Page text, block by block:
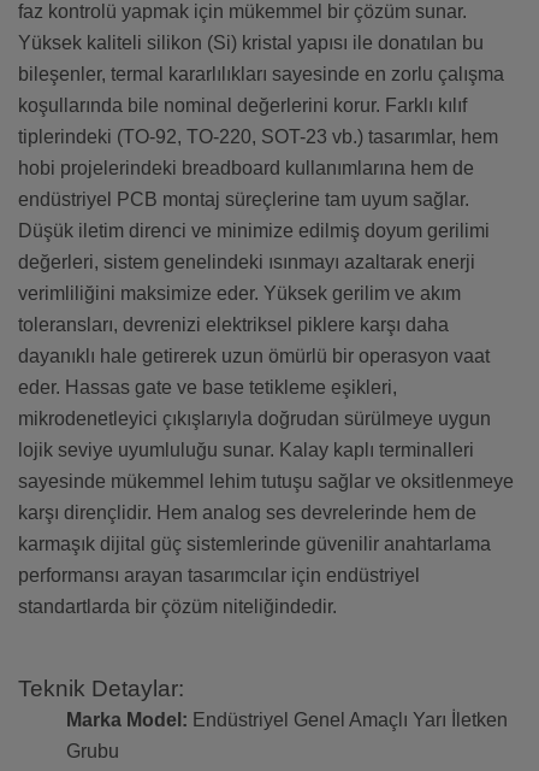
faz kontrolü yapmak için mükemmel bir çözüm sunar.
Yüksek kaliteli silikon (Si) kristal yapısı ile donatılan bu
bileşenler, termal kararlılıkları sayesinde en zorlu çalışma
koşullarında bile nominal değerlerini korur. Farklı kılıf
tiplerindeki (TO-92, TO-220, SOT-23 vb.) tasarımlar, hem
hobi projelerindeki breadboard kullanımlarına hem de
endüstriyel PCB montaj süreçlerine tam uyum sağlar.
Düşük iletim direnci ve minimize edilmiş doyum gerilimi
değerleri, sistem genelindeki ısınmayı azaltarak enerji
verimliliğini maksimize eder. Yüksek gerilim ve akım
toleransları, devrenizi elektriksel piklere karşı daha
dayanıklı hale getirerek uzun ömürlü bir operasyon vaat
eder. Hassas gate ve base tetikleme eşikleri,
mikrodenetleyici çıkışlarıyla doğrudan sürülmeye uygun
lojik seviye uyumluluğu sunar. Kalay kaplı terminalleri
sayesinde mükemmel lehim tutuşu sağlar ve oksitlenmeye
karşı dirençlidir. Hem analog ses devrelerinde hem de
karmaşık dijital güç sistemlerinde güvenilir anahtarlama
performansı arayan tasarımcılar için endüstriyel
standartlarda bir çözüm niteliğindedir.
Teknik Detaylar:
Marka Model: Endüstriyel Genel Amaçlı Yarı İletken
Grubu